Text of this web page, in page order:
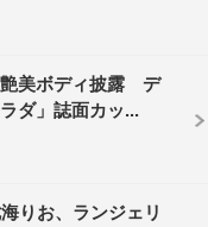
艶美ボディ披露 デ
ダ」誌面カッ...
りお、ランジェリ